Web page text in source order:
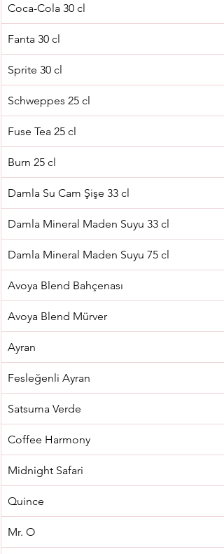
Coca-Cola 30 cl
Fanta 30 cl
Sprite 30 cl
Schweppes 25 cl
Fuse Tea 25 cl
Burn 25 cl
Damla Su Cam Şişe 33 cl
Damla Mineral Maden Suyu 33 cl
Damla Mineral Maden Suyu 75 cl
Avoya Blend Bahçenası
Avoya Blend Mürver
Ayran
Fesleğenli Ayran
Satsuma Verde
Coffee Harmony
Midnight Safari
Quince
Mr. O